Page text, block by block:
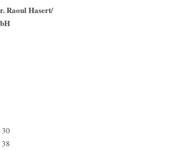
Raoul Hasert/